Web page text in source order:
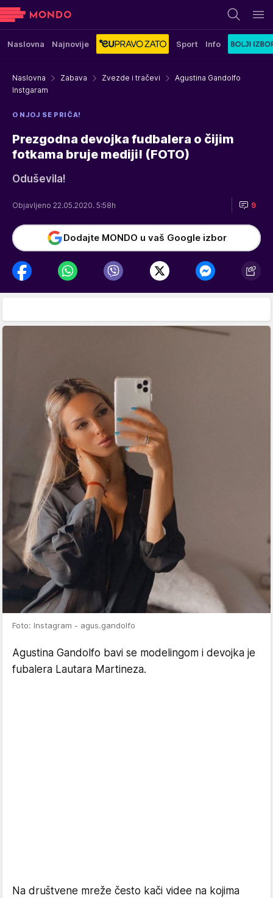
Naslovna Najnovije Sport Info
Naslovna Zabava Zvezde i tračevi
Agustina Gandolfo
Instgaram
O NJOJ SE PRIČA!
Prezgodna devojka fudbalera o čijim
fotkama bruje mediji! (FOTO)
Oduševila!
Objavljeno 22.05.2020. 5:58h 9
Dodajte MONDO u vaš Google izbor
Foto: Instagram - agus.gandolfo
Agustina Gandolfo bavi se modelingom i devojka je
fubalera Lautara Martineza.
Na društvene mreže često kači videe na kojima